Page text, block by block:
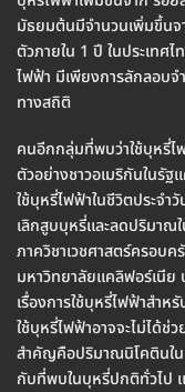
มัธยมต้นมีจำนวนเพิ่มขึ้นจ
ตัวภายใน 1 ปี ในประเทศ
ไฟฟ้า มีเพียงการลักลอบจ
ทางสถิติ
คนอีกกลุ่มที่พบว่าใช้บุหรี่
ตัวอย่างชาวอเมริกันในรั
ใช้บุหรี่ไฟฟ้าในชีวิตประจำ
เลิกสูบบุหรี่และลดปริมาณ
ภาควิชาเวชศาสตร์ครอบ
มหาวิทยาลัยแคลิฟอร์เนีย
เรื่องการใช้บุหรี่ไฟฟ้าสำห
ใช้บุหรี่ไฟฟ้าอาจจะไม่ได้
สำคัญคือปริมาณนิโคตินใน
กับที่พบในบุหรี่ปกติทั่วไป